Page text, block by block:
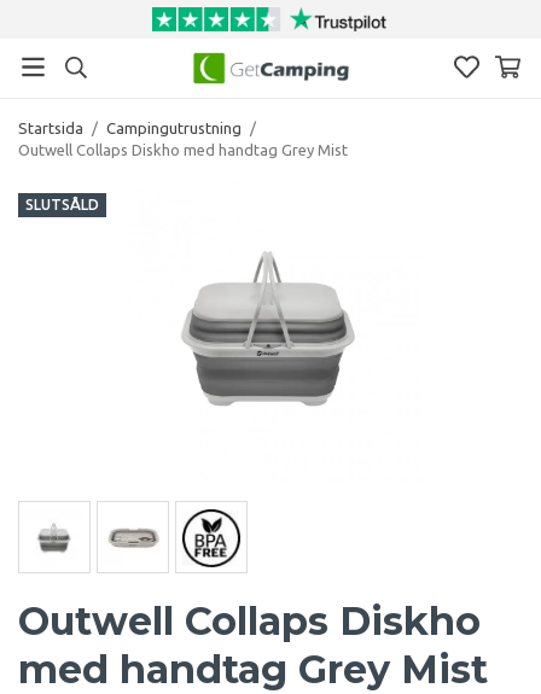
Startsida / Campingutrustning
/
Outwell Collaps Diskho med handtag Grey Mist
SLUTSÅLD
Outwell Collaps Diskho
med handtag Grey Mist